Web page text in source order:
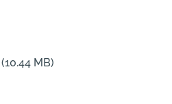
(10.44 MB)